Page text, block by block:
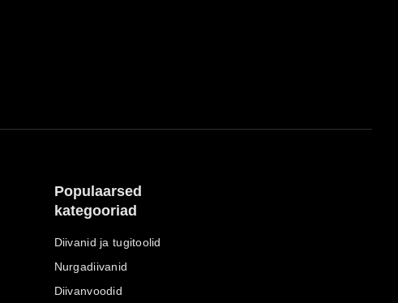
Populaarsed
kategooriad
Diivanid ja tugitoolid
Nurgadiivanid
Diivanvoodid